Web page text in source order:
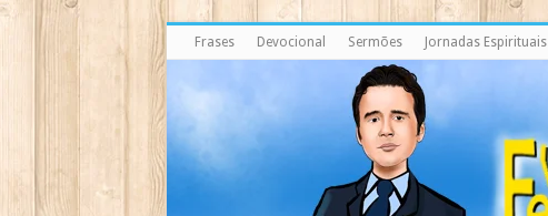
Frases Devocional Sermões Jornadas Espirituais